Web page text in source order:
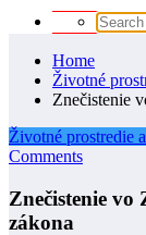
Home
Životné
Znečistenie
Životné prostredie
Comments
Znečistenie
zákona